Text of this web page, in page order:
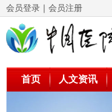
会员登录 ｜ 会员注册
首页 人文资讯